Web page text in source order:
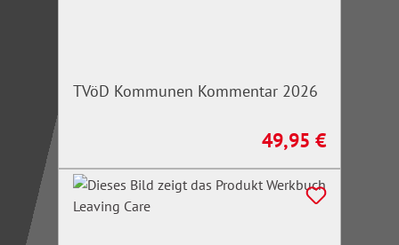
TVöD Kommunen Kommentar 2026
Regulärer Preis:
49,95 €